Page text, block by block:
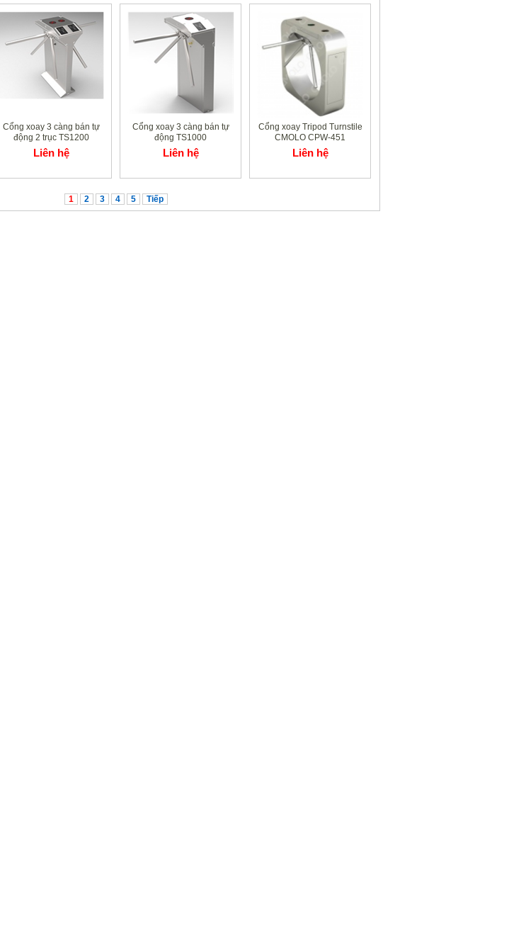
Cổng xoay 3 càng bán tự
động 2 trục TS1200
Liên hệ
Cổng xoay 3 càng bán tự
động TS1000
Liên hệ
Cổng xoay Tripod Turnstile
CMOLO CPW-451
Liên hệ
1 2 3 4 5 Tiếp